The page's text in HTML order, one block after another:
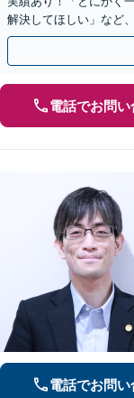
解決してほしい」など
指します【WEB面談可
電話でお問い
電話でお問い